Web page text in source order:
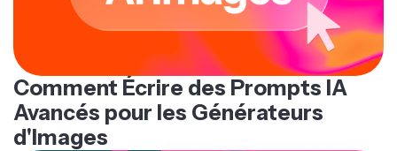
Comment Écrire des Prompts IA
Avancés pour les Générateurs
d'Images